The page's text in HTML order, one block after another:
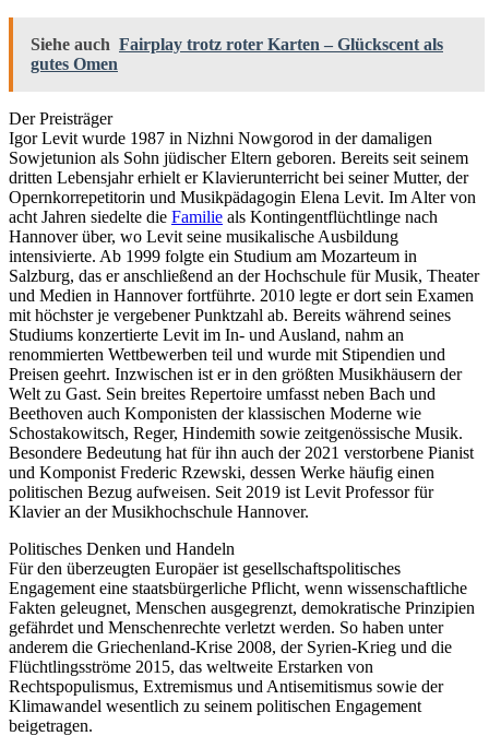
Siehe auch Fairplay trotz roter Karten – Glückscent als
gutes Omen
Der Preisträger
Igor Levit wurde 1987 in Nizhni Nowgorod in der damaligen
Sowjetunion als Sohn jüdischer Eltern geboren. Bereits seit seinem
dritten Lebensjahr erhielt er Klavierunterricht bei seiner Mutter, der
Opernkorrepetitorin und Musikpädagogin Elena Levit. Im Alter von
acht Jahren siedelte die Familie als Kontingentflüchtlinge nach
Hannover über, wo Levit seine musikalische Ausbildung
intensivierte. Ab 1999 folgte ein Studium am Mozarteum in
Salzburg, das er anschließend an der Hochschule für Musik, Theater
und Medien in Hannover fortführte. 2010 legte er dort sein Examen
mit höchster je vergebener Punktzahl ab. Bereits während seines
Studiums konzertierte Levit im In- und Ausland, nahm an
renommierten Wettbewerben teil und wurde mit Stipendien und
Preisen geehrt. Inzwischen ist er in den größten Musikhäusern der
Welt zu Gast. Sein breites Repertoire umfasst neben Bach und
Beethoven auch Komponisten der klassischen Moderne wie
Schostakowitsch, Reger, Hindemith sowie zeitgenössische Musik.
Besondere Bedeutung hat für ihn auch der 2021 verstorbene Pianist
und Komponist Frederic Rzewski, dessen Werke häufig einen
politischen Bezug aufweisen. Seit 2019 ist Levit Professor für
Klavier an der Musikhochschule Hannover.
Politisches Denken und Handeln
Für den überzeugten Europäer ist gesellschaftspolitisches
Engagement eine staatsbürgerliche Pflicht, wenn wissenschaftliche
Fakten geleugnet, Menschen ausgegrenzt, demokratische Prinzipien
gefährdet und Menschenrechte verletzt werden. So haben unter
anderem die Griechenland-Krise 2008, der Syrien-Krieg und die
Flüchtlingsströme 2015, das weltweite Erstarken von
Rechtspopulismus, Extremismus und Antisemitismus sowie der
Klimawandel wesentlich zu seinem politischen Engagement
beigetragen.